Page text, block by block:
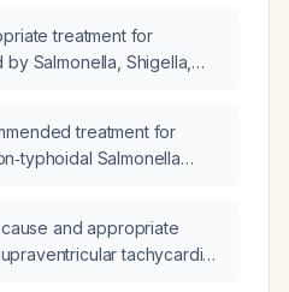
treatment for
Salmonella, Shigella,
treatment for
Salmonella
and appropriate
tachycardia